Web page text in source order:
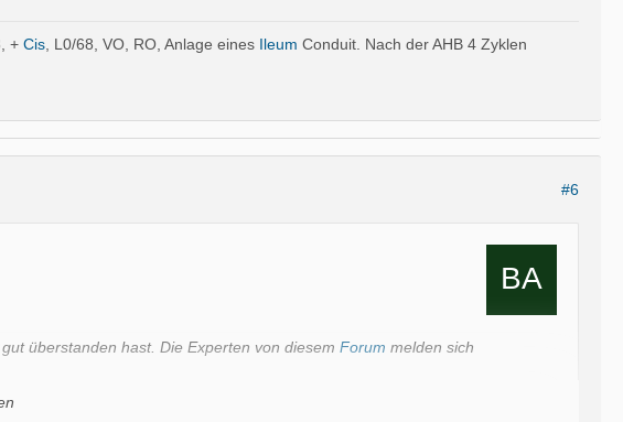
+ Cis , L0/68, VO, RO, Anlage eines Ileum Conduit. Nach der AHB 4 Zyklen
#6
überstanden hast. Die Experten von diesem Forum melden sich